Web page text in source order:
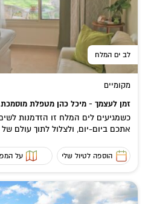
לב ים המלח
מקומיים
זמן לעצמך - מיכל כהן מטפלת מוסמכת
כשמגיעים לים המלח זו הזדמנות
אתכם ביום-יום, ולצלול לתוך עולם
הוספה לטיול שלי על